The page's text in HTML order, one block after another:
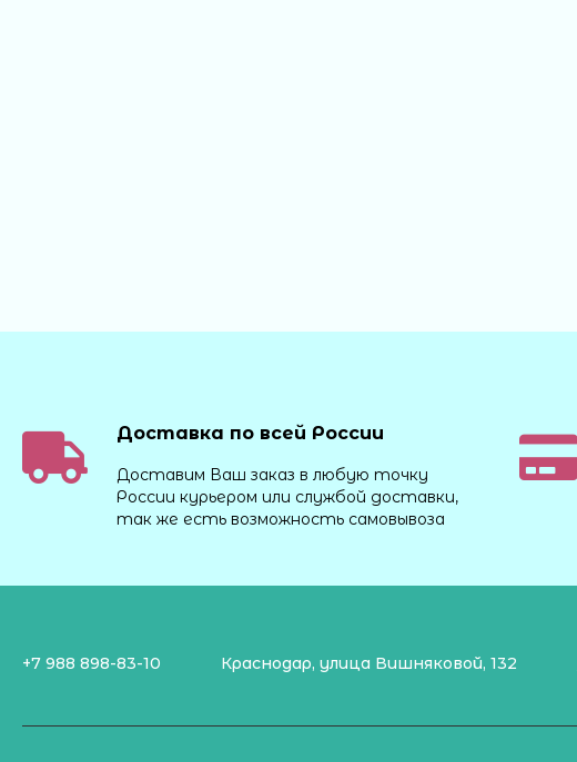
Доставка по всей России
Доставим Ваш заказ в любую точку
России курьером или службой доставки,
так же есть возможность самовывоза
+7 988 898-83-10 Краснодар, улица Вишняковой, 132